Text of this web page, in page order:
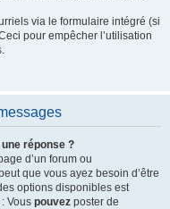
via le formulaire intégré (si
pour empêcher l’utilisation
réponse ?
d’un forum ou
que vous ayez besoin d’être
options disponibles est
Vous pouvez poster de